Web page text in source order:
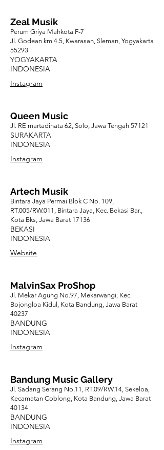
Zeal Musik
Perum Griya Mahkota F-7
Jl. Godean km 4.5, Kwarasan, Sleman, Yogyakarta
55293
YOGYAKARTA
INDONESIA
Instagram
Queen Music
Jl. RE martadinata 62, Solo, Jawa Tengah 57121
SURAKARTA
INDONESIA
Instagram
Artech Musik
Bintara Jaya Permai Blok C No. 109,
RT.005/RW.011, Bintara Jaya, Kec. Bekasi Bar.,
Kota Bks, Jawa Barat 17136
BEKASI
INDONESIA
Website
MalvinSax ProShop
Jl. Mekar Agung No.97, Mekarwangi, Kec.
Bojongloa Kidul, Kota Bandung, Jawa Barat
40237
BANDUNG
INDONESIA
Instagram
Bandung Music Gallery
Jl. Sadang Serang No.11, RT.09/RW.14, Sekeloa,
Kecamatan Coblong, Kota Bandung, Jawa Barat
40134
BANDUNG
INDONESIA
Instagram